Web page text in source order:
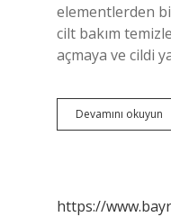
elementlerden
cilt bakım
açmaya ve cildi
Devamını okuyun
https://